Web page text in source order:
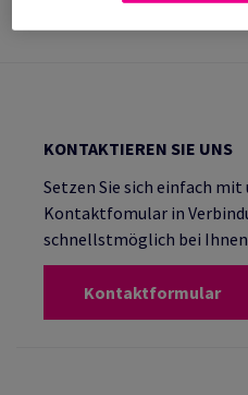
KONTAKTIEREN SIE UNS
Setzen Sie sich einfach mit
Kontaktfomular in
schnellstmöglich bei
Kontaktformular